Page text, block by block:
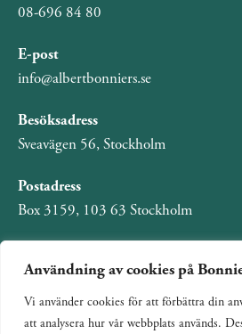
Användning av cookies på
Vi använder cookies för att förbättra din
att analysera hur vår webbplats används.
08-696 84 80
E-post
info@albertbonniers.se
Besöksadress
Sveavägen 56, Stockholm
Postadress
Box 3159, 103 63 Stockholm
Om